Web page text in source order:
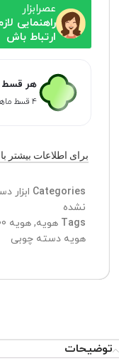
عصرابزار
راهنمایی
ارتباط باش
هر قسط
۴ قسط ماهانه. بدون سود، چک و ضامن.
برای اطلاعات بیشتر با
Categories ابزار
نشده
Tags هویه, هویه 100 حرارت
هویه دسته چوبی
توضیحات